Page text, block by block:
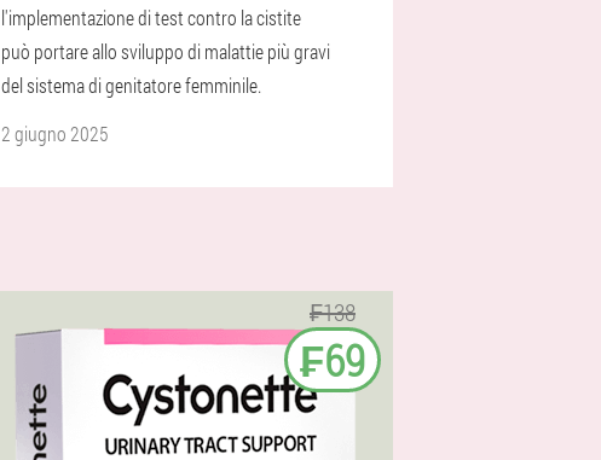
l'implementazione di test contro la cistite
può portare allo sviluppo di malattie più gravi
del sistema di genitatore femminile.
2 giugno 2025
₣138
₣69